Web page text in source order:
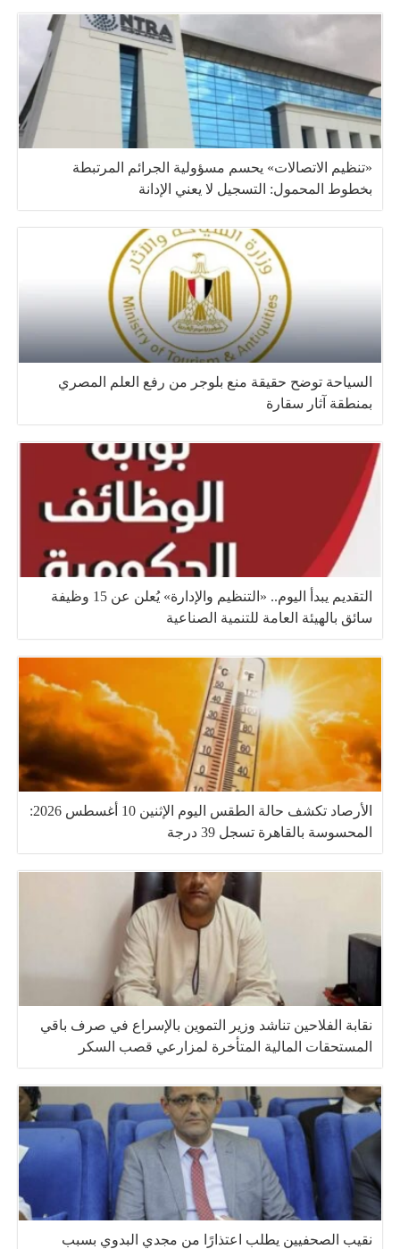
«تنظيم الاتصالات» يحسم مسؤولية الجرائم المرتبطة
بخطوط المحمول: التسجيل لا يعني الإدانة
السياحة توضح حقيقة منع بلوجر من رفع العلم المصري
بمنطقة آثار سقارة
التقديم يبدأ اليوم.. «التنظيم والإدارة» يُعلن عن 15 وظيفة
سائق بالهيئة العامة للتنمية الصناعية
الأرصاد تكشف حالة الطقس اليوم الإثنين 10 أغسطس 2026:
المحسوسة بالقاهرة تسجل 39 درجة
نقابة الفلاحين تناشد وزير التموين بالإسراع في صرف باقي
المستحقات المالية المتأخرة لمزارعي قصب السكر
نقيب الصحفيين يطلب اعتذارًا من مجدي البدوي بسبب